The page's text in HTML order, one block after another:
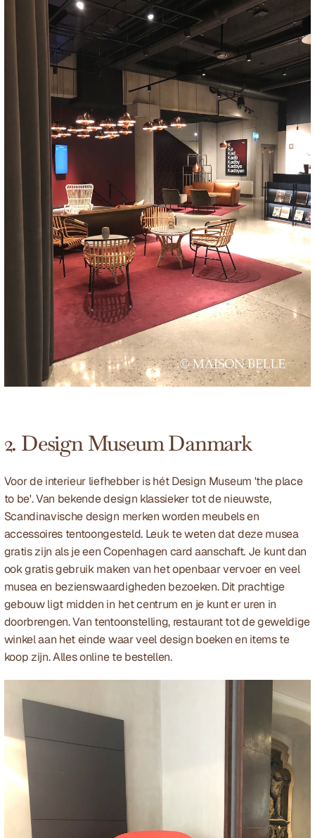
2. Design Museum Danmark
Voor de interieur liefhebber is hét Design Museum 'the place
to be'. Van bekende design klassieker tot de nieuwste,
Scandinavische design merken worden meubels en
accessoires tentoongesteld. Leuk te weten dat deze musea
gratis zijn als je een Copenhagen card aanschaft. Je kunt dan
ook gratis gebruik maken van het openbaar vervoer en veel
musea en bezienswaardigheden bezoeken. Dit prachtige
gebouw ligt midden in het centrum en je kunt er uren in
doorbrengen. Van tentoonstelling, restaurant tot de geweldige
winkel aan het einde waar veel design boeken en items te
koop zijn. Alles online te bestellen.